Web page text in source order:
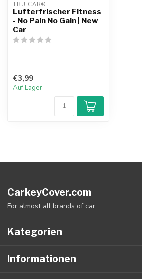
TBU CAR®
Lufterfrischer Fitness
- No Pain No Gain | New
Car
€3,99
Auf Lager
CarkeyCover.com
For almost all brands of car
Kategorien
Informationen